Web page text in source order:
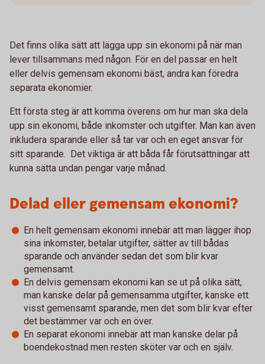
Det finns olika sätt att lägga upp sin ekonomi på när man
lever tillsammans med någon. För en del passar en helt
eller delvis gemensam ekonomi bäst, andra kan föredra
separata ekonomier.
Ett första steg är att komma överens om hur man ska dela
upp sin ekonomi, både inkomster och utgifter. Man kan även
inkludera sparande eller så tar var och en eget ansvar för
sitt sparande. Det viktiga är att båda får förutsättningar att
kunna sätta undan pengar varje månad.
Delad eller gemensam ekonomi?
En helt gemensam ekonomi innebär att man lägger ihop
sina inkomster, betalar utgifter, sätter av till bådas
sparande och använder sedan det som blir kvar
gemensamt.
En delvis gemensam ekonomi kan se ut på olika sätt,
man kanske delar på gemensamma utgifter, kanske ett
visst gemensamt sparande, men det som blir kvar efter
det bestämmer var och en över.
En separat ekonomi innebär att man kanske delar på
boendekostnad men resten sköter var och en själv.